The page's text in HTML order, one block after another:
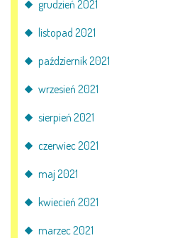
grudzień 2021
listopad 2021
październik 2021
wrzesień 2021
sierpień 2021
czerwiec 2021
maj 2021
kwiecień 2021
marzec 2021